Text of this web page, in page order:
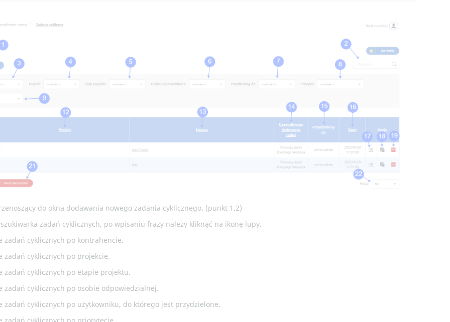
do okna dodawania nowego zadania cyklicznego. (punkt 1.2)
zadań cyklicznych, po wpisaniu frazy należy kliknąć na ikonę lupy.
zadań cyklicznych po kontrahencie.
zadań cyklicznych po projekcie.
zadań cyklicznych po etapie projektu.
zadań cyklicznych po osobie odpowiedzialnej.
zadań cyklicznych po użytkowniku, do którego jest przydzielone.